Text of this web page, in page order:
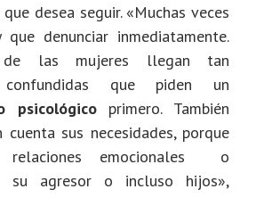
desea seguir. «Muchas veces
denunciar inmediatamente.
de las mujeres llegan tan
que piden un
psicológicoprimero. También
sus necesidades, porque
relaciones emocionales o
su agresor o incluso hijos»,